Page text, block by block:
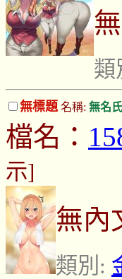
類
無標題 名稱: 無名氏
檔名：
示]
無內
類別: